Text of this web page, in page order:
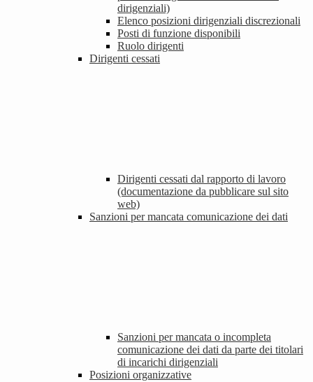
dirigenziali)
Elenco posizioni dirigenziali discrezionali
Posti di funzione disponibili
Ruolo dirigenti
Dirigenti cessati
Dirigenti cessati dal rapporto di lavoro
(documentazione da pubblicare sul sito
web)
Sanzioni per mancata comunicazione dei dati
Sanzioni per mancata o incompleta
comunicazione dei dati da parte dei titolari
di incarichi dirigenziali
Posizioni organizzative